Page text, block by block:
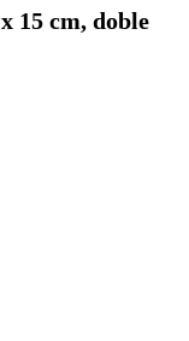
15 cm, doble